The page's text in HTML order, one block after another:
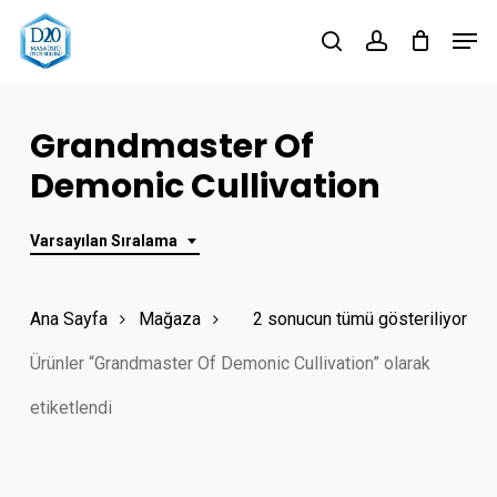
Skip
searchaccount
Grandmaster Of
Demonic Cullivation
Varsayılan Sıralama
2 sonucun tümü gösteriliyor
Ana Sayfa Mağaza
Ürünler “Grandmaster Of Demonic Cullivation” olarak
etiketlendi